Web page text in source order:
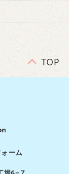
TOP
ーム